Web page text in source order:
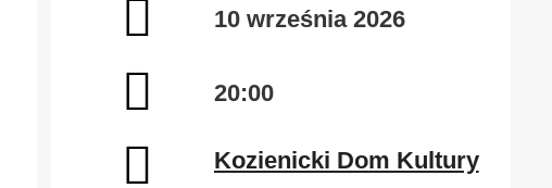
10 września 2026
20:00
Kozienicki Dom Kultury